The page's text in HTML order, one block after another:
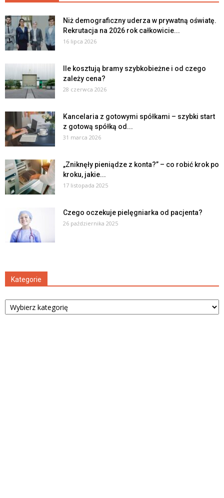
Niż demograficzny uderza w prywatną oświatę.
Rekrutacja na 2026 rok całkowicie...
16 lipca 2026
Ile kosztują bramy szybkobieżne i od czego
zależy cena?
28 czerwca 2026
Kancelaria z gotowymi spółkami – szybki start
z gotową spółką od...
31 marca 2026
„Zniknęły pieniądze z konta?” – co robić krok po
kroku, jakie...
17 listopada 2025
Czego oczekuje pielęgniarka od pacjenta?
26 października 2025
Kategorie
Kategorie